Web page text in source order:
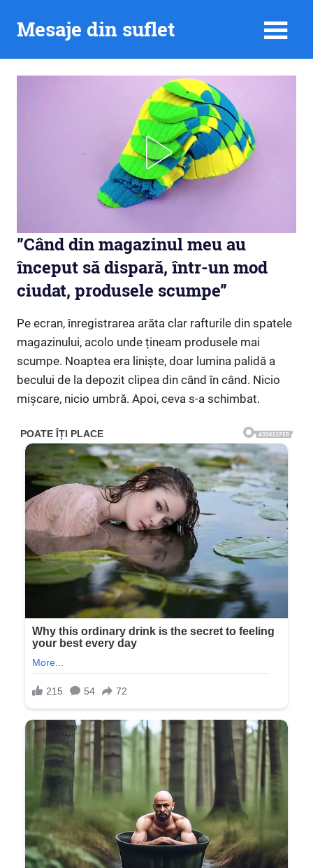
Mesaje din suflet
”Când din magazinul meu au
început să dispară, într-un mod
ciudat, produsele scumpe”
Pe ecran, înregistrarea arăta clar rafturile din spatele
magazinului, acolo unde țineam produsele mai
scumpe. Noaptea era liniște, doar lumina palidă a
becului de la depozit clipea din când în când. Nicio
mișcare, nicio umbră. Apoi, ceva s-a schimbat.